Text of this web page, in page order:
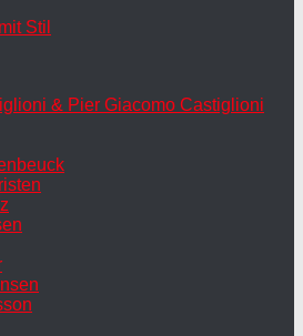
& Pier Giacomo Castiglioni